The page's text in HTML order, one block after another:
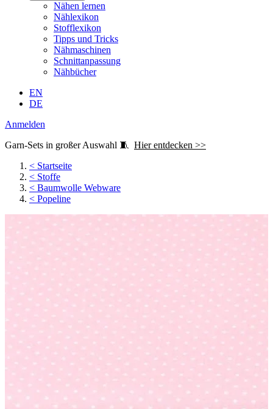
Nähen lernen
Nählexikon
Stofflexikon
Tipps und Tricks
Nähmaschinen
Schnittanpassung
Nähbücher
EN
DE
Anmelden
Garn-Sets in großer Auswahl 🧵 Hier entdecken >>
< Startseite
< Stoffe
< Baumwolle Webware
< Popeline